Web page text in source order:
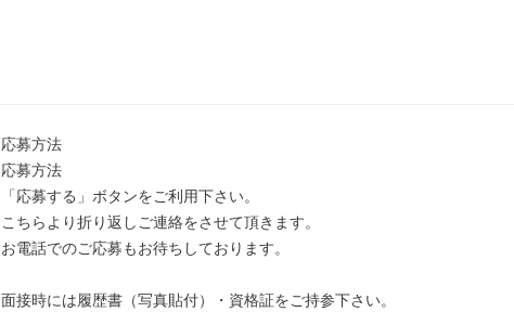
応募方法
応募方法
「応募する」ボタンをご利用下さい。
こちらより折り返しご連絡をさせて頂きます。
お電話でのご応募もお待ちしております。
面接時には履歴書（写真貼付）・資格証をご持参下さい。